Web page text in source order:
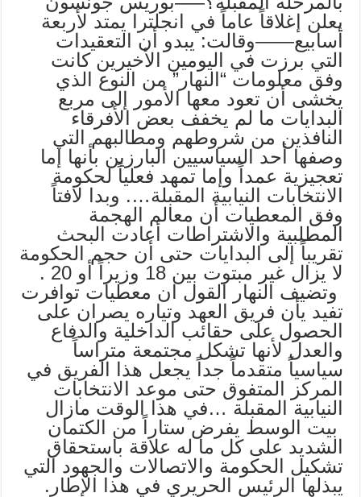
يعلن إغلاقاً عاماً في انجلترا يمتد لأربعة
أسابيع——وقالت: يبدو أن التعقيدات
التي برزت في اليومين الأخيرين كانت
وفق معلومات “النهار” من النوع الذي
يخشى أن تعود معها الأمور إلى مربع
البدايات ما لم يخفف بعض الأفرقاء
النافذين من شروطهم ومطالبهم التي
وصفها أحد السياسيين البارزين بأنها إما
تعجيزية عمداً وإما تمهد فعلياً لحكومة
الانتخابات النيابية المقبلة…. وبدا لافتاً
وفق المعطيات أن معالم الهجمة
المطلبية والاشتراطات أعادت البحث
تقريباً إلى البدايات حتى أن حجم الحكومة
لا يزال غير مبتوت بين 18 وزيراً أو 20 .
وتضيف النهار القول ان معطيات توافرت
تفيد يأن فريق العهد وتياره يصران على
الحصول على حقائب الداخلية والدفاع
والعدل لأنها تشكل مجتمعة متراساً
سياسياً متقدماً جداً يجعل هذا الفريق في
المركز المتفوق حتى موعد الانتخابات
النيابية المقبلة …في هذا الوقت مازال
بيت الوسط يفرض ستاراً من الكتمان
الشديد على كل ما له علاقة باستحقاق
تشكيل الحكومة والاتصالات والجهود التي
يبذلها الرئيس الحريري في هذا الإطار.